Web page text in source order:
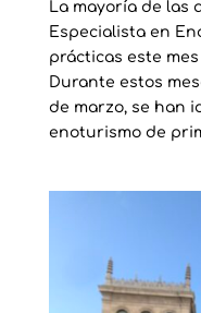
La mayoría de las
Especialista en
prácticas este
Durante estos
de marzo, se han
enoturismo de